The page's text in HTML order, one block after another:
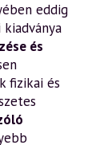
eddig
és
fizikai és